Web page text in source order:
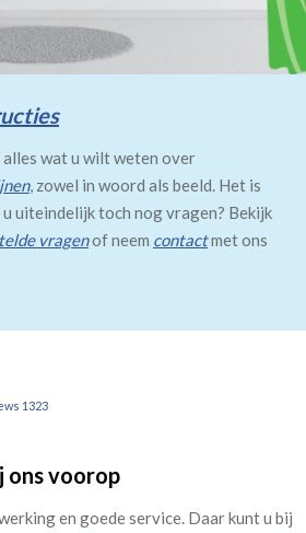
wat u wilt weten over
, zowel in woord als beeld. Het is
uiteindelijk toch nog vragen? Bekijk
vragenof neem contactmet ons
1323
voorop
en goede service. Daar kunt u bij